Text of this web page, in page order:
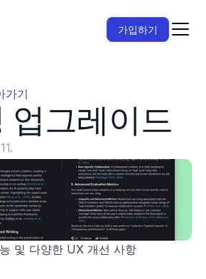
가기
업그레이드
및 다양한 UX 개선 사항
가입하기